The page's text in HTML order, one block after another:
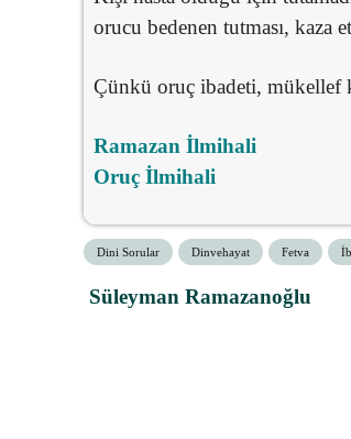
orucu bedenen tutması, kaza
Çünkü oruç ibadeti, mükellef
Ramazan İlmihali
Oruç İlmihali
Dini Sorular Dinvehayat Fetva
Süleyman Ramazanoğlu